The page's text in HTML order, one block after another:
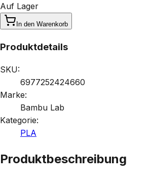
Auf Lager
In den Warenkorb
Produktdetails
SKU:
6977252424660
Marke:
Bambu Lab
Kategorie:
PLA
Produktbeschreibung